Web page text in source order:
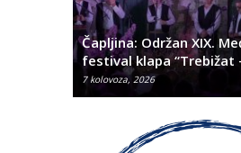
Čapljina: Održan XIX.
festival klapa “Trebižat
7 kolovoza, 2026